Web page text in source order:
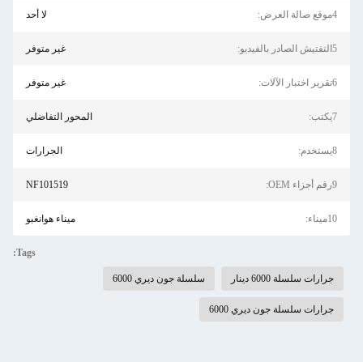
4موقع صالة العرض: لا أحد
5التفتيش الصادر بالفيديو: غير متوفر
6تقرير اختبار الآلات: غير متوفر
7يكتب: المحور التفاضلي
8يستخدم: الجرارات
9رقم أجزاء OEM: NF101519
10ميناء: ميناء هوانغبو
Tags:
جرارات سلسلة 6000 دينار سلسلة جون ديري 6000
جرارات سلسلة جون ديري 6000